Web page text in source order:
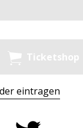
Ticketshop
eintragen